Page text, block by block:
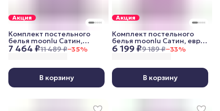
Акция
7 464 ₽11 489 ₽−35%
Комплект постельного
белья moonlu Сатин,
семейный (дуэт),
наволочки 50x70 см,
В корзину
Акция
6 199 ₽9 189 ₽−33%
Комплект постельного
белья moonlu Сатин, евро,
наволочки 70x70 см,
пудровый
В корзину